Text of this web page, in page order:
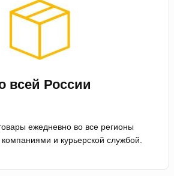
всей России
ежедневно во все регионы
и курьерской службой.